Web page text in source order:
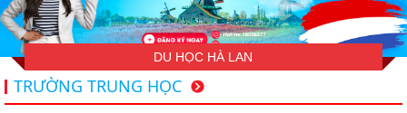
DU HỌC HÀ LAN
TRƯỜNG TRUNG HỌC